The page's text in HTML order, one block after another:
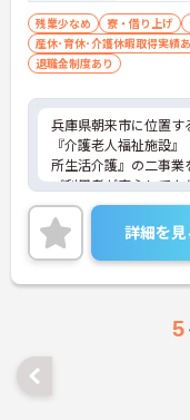
残業少なめ 寮・借り上げ
産休･育休･介護休暇取得実績
退職金制度あり
兵庫県朝来市に位置す
『介護老人福祉施設
所生活介護』の二事業
ご利用者が安心して
ビスの提供を心がけて
ご興味ある方には、面
詳細をお話しいたしま
い！
詳細を見
5